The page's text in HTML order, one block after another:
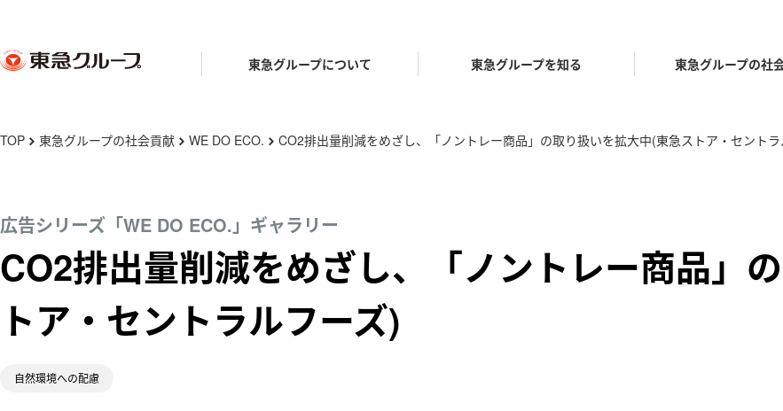
メ
コ
ン
テ
ン
ツ
に
東急グループについて
東急グループの事業 東急グループ会社・団体一覧 東急グループパンフ
東急グループを知る
渋沢栄一・矢野恒太・小林一三
五島慶太
五島昇
田園調布
渋谷
東急グループの社
五島育英会
亜細亜学園
とうきゅうキッズプログラム
東急ミュージカルプログラム
東急会
TOP chevron_right 東急グループの社会貢献 chevron_right WE DO ECO. chevron_right CO2排出量削減をめざし、「ノントレー商品」の取り扱いを拡大中(東急ストア・セントラ
広告シリーズ「WE DO ECO.」ギャラリー
CO2排出量削減をめざし、「ノントレー商品」
トア・セントラルフーズ)
自然環境への配慮